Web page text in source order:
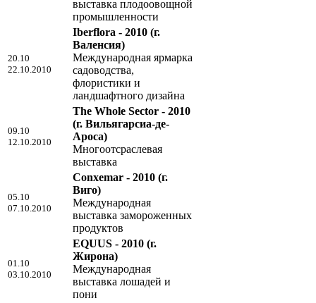
выставка плодоовощной
промышленности
20.10
22.10.2010
Iberflora - 2010 (г.
Валенсия)
Международная ярмарка
садоводства,
флористики и
ландшафтного дизайна
09.10
12.10.2010
The Whole Sector - 2010
(г. Вильягарсиа-де-
Ароса)
Многоотсраслевая
выставка
05.10
07.10.2010
Conxemar - 2010 (г.
Виго)
Международная
выставка замороженных
продуктов
01.10
03.10.2010
EQUUS - 2010 (г.
Жирона)
Международная
выставка лошадей и
пони